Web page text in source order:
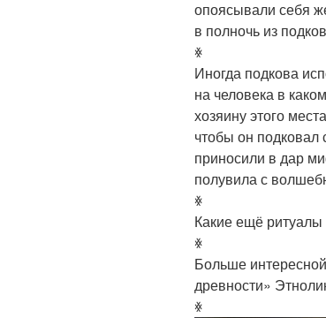
опоясывали себя
в полночь из
ꏍ
Иногда подкова
на человека в
хозяину этого
чтобы он подковал
приносили в дар
полувила с
ꏍ
Какие ещё ритуалы
ꏍ
Больше
древности»
ꏍ